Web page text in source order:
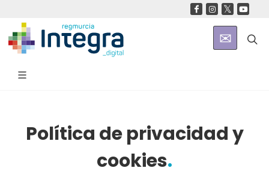
Política de privacidad y
cookies